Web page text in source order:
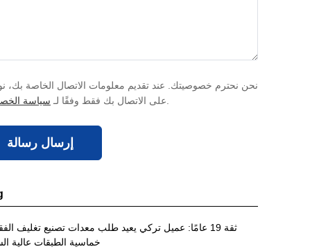
على الاتصال بك فقط وفقًا لـ سياسة .
إرسال رسالة
ثقة 19 عامًا: عميل تركي يعيد طلب معدات تصنيع تغليف
خماسية الطبقات عالية